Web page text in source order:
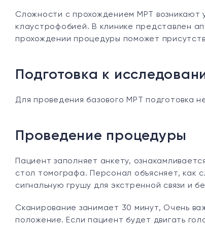
Сложности с прохождением МРТ возникают
клаустрофобией. В клинике представлен
прохождении процедуры поможет
Подготовка к
Для проведения базового МРТ подготовка
Проведение процедуры
Пациент заполняет анкету,
стол томографа. Персонал объясняет, как
сигнальную грушу для экстренной связи и
Сканирование занимает 30 минут, Очень
положение. Если пациент будет двигать